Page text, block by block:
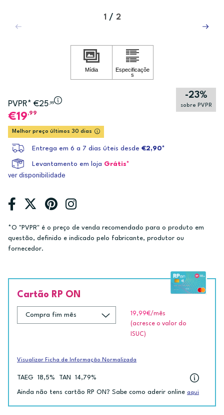
1 / 2
PVPR* €25,99
-23%
sobre PVPR
19,99
Melhor preço últimos 30 dias
Entrega em 6 a 7 dias úteis desde €2,90*
Levantamento em loja Grátis*
ver disponibilidade
*O "PVPR" é o preço de venda recomendado para o produto em
questão, definido e indicado pelo fabricante, produtor ou
fornecedor.
Cartão RP ON
19,99€/mês
(acresce o valor do
ISUC)
Visualizar Ficha de Informação Normalizada
TAEG 18,5% TAN 14,79%
Ainda não tens cartão RP ON? Sabe como aderir online aqui